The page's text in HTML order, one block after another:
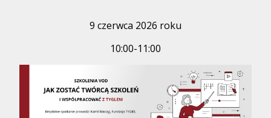
9 czerwca 2026 roku
10:00-11:00